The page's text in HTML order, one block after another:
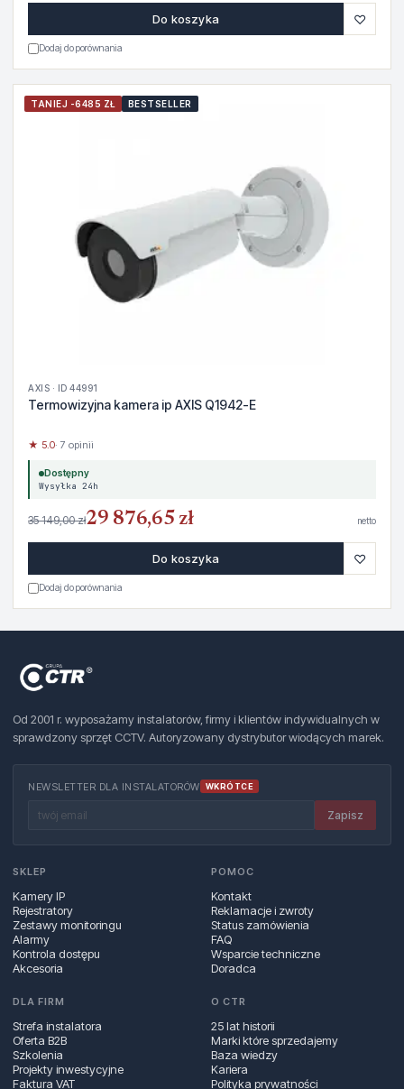
Do koszyka ♡
Dodaj do porównania
TANIEJ -6485 ZŁ BESTSELLER
AXIS · ID 44991
Termowizyjna kamera ip AXIS Q1942-E
★ 5.0· 7 opinii
Dostępny
Wysyłka 24h
35 149,00 zł29 876,65 zł netto
Do koszyka ♡
Dodaj do porównania
Od 2001 r. wyposażamy instalatorów, firmy i klientów indywidualnych w
sprawdzony sprzęt CCTV. Autoryzowany dystrybutor wiodących marek.
NEWSLETTER DLA INSTALATORÓW WKRÓTCE
Zapisz
SKLEP
Kamery IP
Rejestratory
Zestawy monitoringu
Alarmy
Kontrola dostępu
Akcesoria
POMOC
Kontakt
Reklamacje i zwroty
Status zamówienia
FAQ
Wsparcie techniczne
Doradca
DLA FIRM
Strefa instalatora
Oferta B2B
Szkolenia
Projekty inwestycyjne
Faktura VAT
O CTR
25 lat historii
Marki które sprzedajemy
Baza wiedzy
Kariera
Polityka prywatności